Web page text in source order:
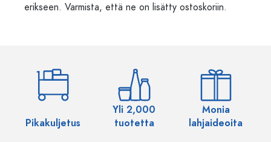
erikseen. Varmista, että ne on lisätty ostoskoriin.
Pikakuljetus
Yli 2,000
tuotetta
Monia
lahjaideoita